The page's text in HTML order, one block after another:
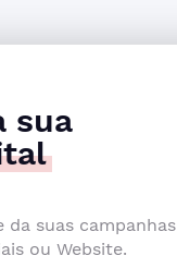
sua
da suas campanhas
ou Website.